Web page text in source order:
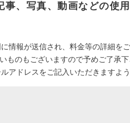
事、写真、動画などの使
情報が送信され、料金等の詳細を
ものもございますので予めご了承下
アドレスをご記入いただきますよ